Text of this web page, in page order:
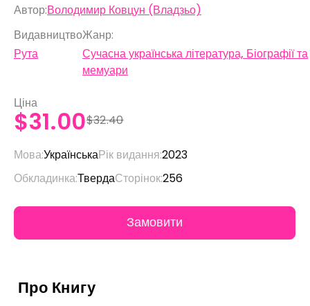
Автор:Володимир Ковцун (Владзьо)
Видавництво
Рута
Жанр:
Сучасна українська література, Біографії та
мемуари
Ціна
$31.00$32.40
Мова:УкраїнськаРік видання:2023
Обкладинка:ТвердаСторінок:256
Про Книгу